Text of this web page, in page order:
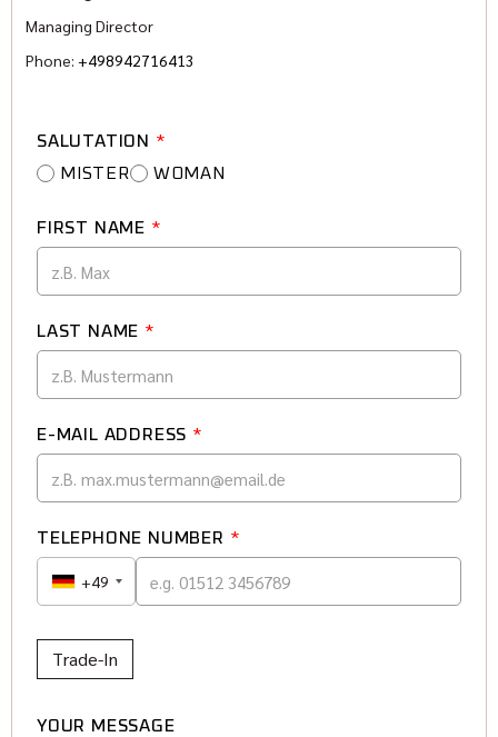
Pascal Halbroth: (089) 427164-19
Karl Geiger: (089) 427164-13
Elisabeth Ostermann: (089) 427 164 -18
Errors, changes and prior sale reserved
Managing Director
Phone: +498942716413
SALUTATION *
MISTER
WOMAN
FIRST NAME *
LAST NAME *
E-MAIL ADDRESS *
TELEPHONE NUMBER *
+49
Trade-In
YOUR MESSAGE